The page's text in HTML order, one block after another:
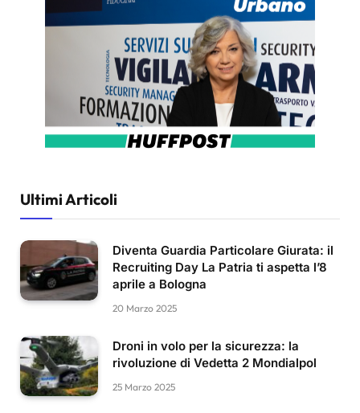
Ultimi Articoli
Diventa Guardia Particolare Giurata: il
Recruiting Day La Patria ti aspetta l’8
aprile a Bologna
20 Marzo 2025
Droni in volo per la sicurezza: la
rivoluzione di Vedetta 2 Mondialpol
25 Marzo 2025